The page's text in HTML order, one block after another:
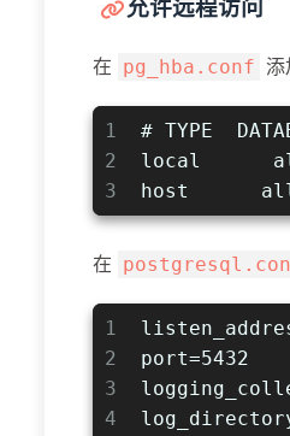
允许远程访问
在 pg_hba.conf 添
1
2
3
# TYPE
local
host
在
1
2
3
4
port=5432